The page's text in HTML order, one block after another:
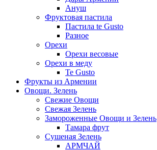
Ануш
Фруктовая пастила
Пастила te Gusto
Разное
Орехи
Орехи весовые
Орехи в меду
Te Gusto
Фрукты из Армении
Овощи. Зелень
Свежие Овощи
Свежая Зелень
Замороженные Овощи и Зелень
Тамара фрут
Сушеная Зелень
АРМЧАЙ